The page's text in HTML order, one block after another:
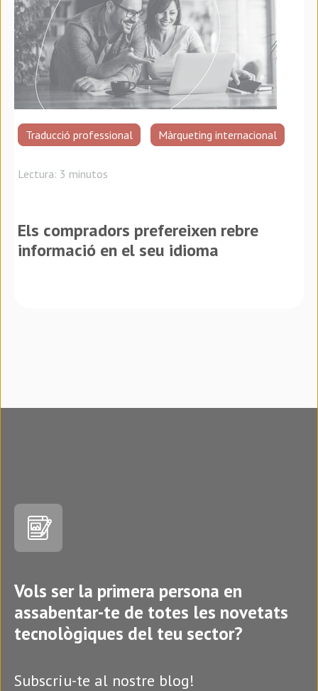
Traducció professional Màrqueting internacional
Lectura: 3 minutos
Els compradors prefereixen rebre
informació en el seu idioma
Vols ser la primera persona en
assabentar-te de totes les novetats
tecnològiques del teu sector?
Subscriu-te al nostre blog!